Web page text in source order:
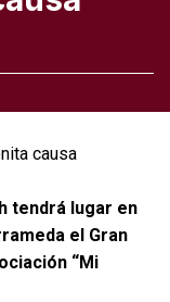
tendrá lugar en
el Gran
“Mi